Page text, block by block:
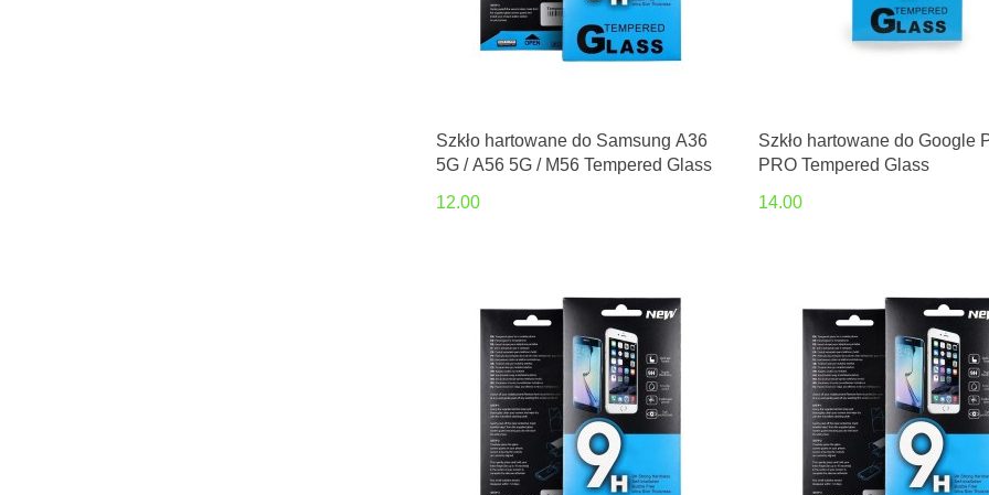
Szkło hartowane do Samsung A36
5G / A56 5G / M56 Tempered Glass
12.00
Szkło hartowane do Google
PRO Tempered Glass
14.00